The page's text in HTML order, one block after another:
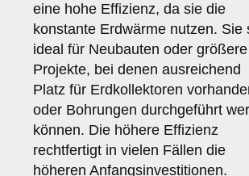
eine hohe Effizienz, da sie die
konstante Erdwärme nutzen. Sie
ideal für Neubauten oder größere
Projekte, bei denen ausreichend
Platz für Erdkollektoren
oder Bohrungen durchgeführt
können. Die höhere Effizienz
rechtfertigt in vielen Fällen die
höheren Anfangsinvestitionen.